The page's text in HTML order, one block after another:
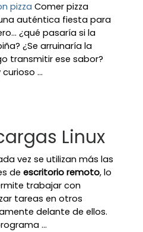
pizza Comer pizza
auténtica fiesta para
¿qué pasaría si la
¿Se arruinaría la
transmitir ese sabor?
...
Linux
vez se utilizan más las
de escritorio remoto, lo
trabajar con
tareas en otros
delante de ellos.
...